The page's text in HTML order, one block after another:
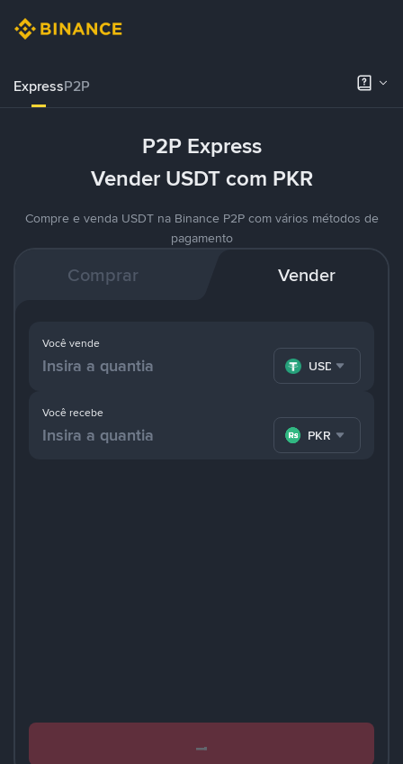
ExpressP2P
P2P Express
Vender USDT com PKR
Compre e venda USDT na Binance P2P com vários métodos de
pagamento
Comprar Vender
Você recebe
PKR
Você vende
USDT